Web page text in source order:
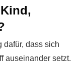
dafür, dass sich
auseinander setzt.